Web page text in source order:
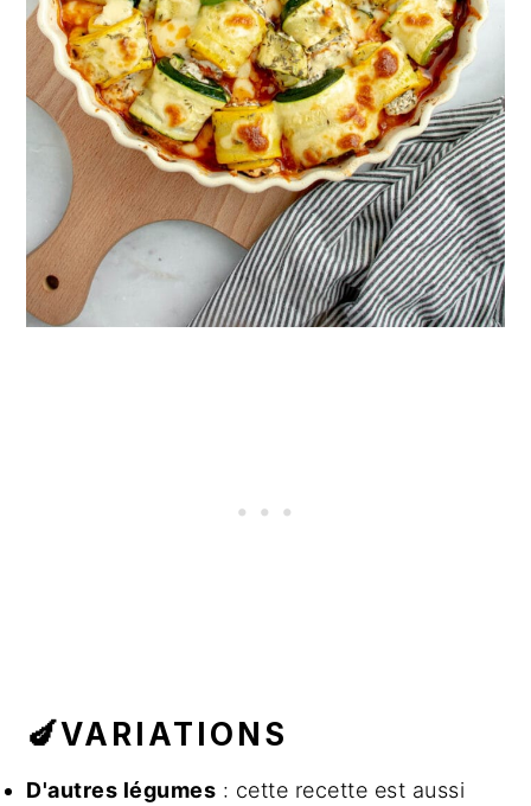
🍆VARIATIONS
D'autres légumes : cette recette est aussi